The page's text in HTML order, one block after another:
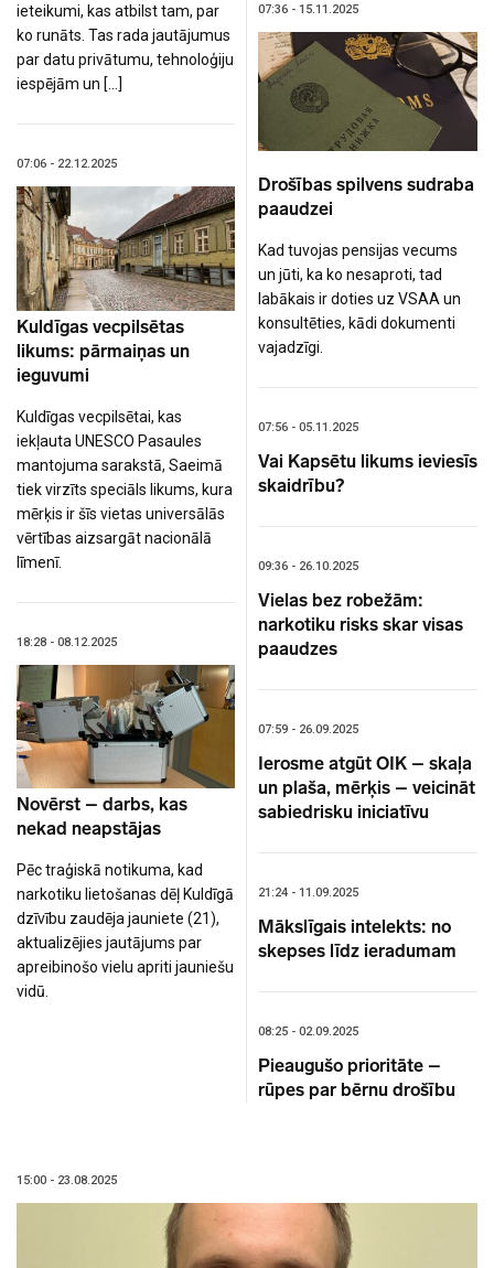
ieteikumi, kas atbilst tam, par
ko runāts. Tas rada jautājumus
par datu privātumu, tehnoloģiju
iespējām un […]
07:06 - 22.12.2025
Kuldīgas vecpilsētas
likums: pārmaiņas un
ieguvumi
Kuldīgas vecpilsētai, kas
iekļauta UNESCO Pasaules
mantojuma sarakstā, Saeimā
tiek virzīts speciāls likums, kura
mērķis ir šīs vietas universālās
vērtības aizsargāt nacionālā
līmenī.
18:28 - 08.12.2025
Novērst – darbs, kas
nekad neapstājas
Pēc traģiskā notikuma, kad
narkotiku lietošanas dēļ Kuldīgā
dzīvību zaudēja jauniete (21),
aktualizējies jautājums par
apreibinošo vielu apriti jauniešu
vidū.
07:36 - 15.11.2025
Drošības spilvens sudraba
paaudzei
Kad tuvojas pensijas vecums
un jūti, ka ko nesaproti, tad
labākais ir doties uz VSAA un
konsultēties, kādi dokumenti
vajadzīgi.
07:56 - 05.11.2025
Vai Kapsētu likums ieviesīs
skaidrību?
09:36 - 26.10.2025
Vielas bez robežām:
narkotiku risks skar visas
paaudzes
07:59 - 26.09.2025
Ierosme atgūt OIK – skaļa
un plaša, mērķis – veicināt
sabiedrisku iniciatīvu
21:24 - 11.09.2025
Mākslīgais intelekts: no
skepses līdz ieradumam
08:25 - 02.09.2025
Pieaugušo prioritāte –
rūpes par bērnu drošību
15:00 - 23.08.2025